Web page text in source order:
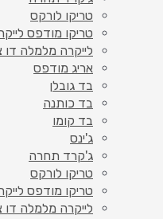
טריקו לורקס
טריקו מודפס
לייקרה מלמלה דו
אריג מודפס
בד גובלן
בד כותנה
בד קומו
ג'ינס
ג'קרד תחרה
טריקו לורקס
טריקו מודפס
לייקרה מלמלה דו